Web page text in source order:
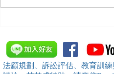
中、南等地辦理（職場霸
治教育訓練）課程 邀請本所律
師團隊擔任講師，課程圓
法顧規劃、訴訟評估、教育訓